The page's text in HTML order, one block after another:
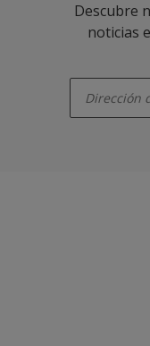
Descubre
noticias